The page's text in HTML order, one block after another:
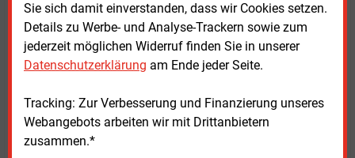
Sie sich damit einverstanden, dass wir Cookies setzen.
Details zu Werbe- und Analyse-Trackern sowie zum
jederzeit möglichen Widerruf finden Sie in unserer
Datenschutzerklärung am Ende jeder Seite.
Tracking: Zur Verbesserung und Finanzierung unseres
Webangebots arbeiten wir mit Drittanbietern
zusammen.*
widersprüchlich. Im gleichen Ortsgebiet gebe es
aktuell Förderung für individuelle Wärmepumpen und
ein Wärmenetz. Dieses werde aber teurer und
amortisiere sich schlechter, je weniger Teilnehmende